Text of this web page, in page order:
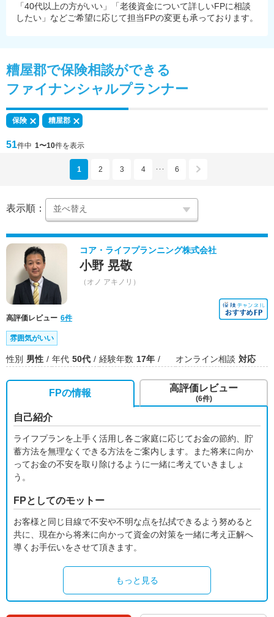
「40代以上の方がいい」「老後資金について詳しいFPに相談
したい」などご希望に応じて担当FPの変更も承っております。
糟屋郡で保険相談ができる
ファイナンシャルプランナー
保険 糟屋郡
51件中 1〜10件を表示
1 2 3 4 ･･･ 6
表示順：
コア・ライフプランニング株式会社
小野 晃敬
（オノ アキノリ）
高評価レビュー 6件
雰囲気がいい
性別 男性 年代 50代 経験年数 17年 オンライン相談 対応
FPの情報
自己紹介
ライフプランを上手く活用し各ご家庭に応じてお金の節約、貯
蓄方法を無理なくできる方法をご案内します。また将来に向か
ってお金の不安を取り除けるように一緒に考えていきましょ
う。
FPとしてのモットー
お客様と同じ目線で不安や不明な点を払拭できるよう努めると
共に、現在から将来に向かって資金の対策を一緒に考え正解へ
導くお手伝いをさせて頂きます。
もっと見る
高評価レビュー
(6件)